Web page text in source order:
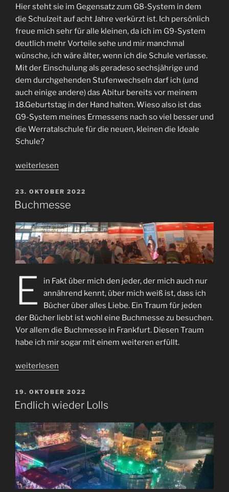
Hier steht sie im Gegensatz zum G8-System in dem
die Schulzeit auf acht Jahre verkürzt ist. Ich persönlich
freue mich sehr für alle kleinen, da ich im G9-System
deutlich mehr Vorteile sehe und mir manchmal
wünsche, ich wäre älter, wenn ich die Schule verlasse.
Mit der Einschulung als geradeso sechsjährige und
dem durchgehenden Stufenwechseln darf ich (und
auch einige andere) das Abitur bereits vor meinem
18.Geburtstag in der Hand halten. Wieso also ist das
G9-System meines Ermessens nach so viel besser und
die Werratalschule für die neuen, kleinen die Ideale
Schule?
„G9-
welche
Vorteile
es
uns?“
weiterlesen
VERÖFFENTLICHT
AM
23. OKTOBER 2022
Buchmesse
E
in Fakt über mich den jeder, der mich auch nur
annährend kennt, über mich weiß ist, dass ich
Bücher über alles Liebe. Ein Traum für jeden
der Bücher liebt ist wohl eine Buchmesse zu besuchen.
Vor allem die Buchmesse in Frankfurt. Diesen Traum
habe ich mir sogar mit einem weiteren erfüllt.
„Buchmesse“
weiterlesen
VERÖFFENTLICHT
AM
19. OKTOBER 2022
Endlich wieder Lolls